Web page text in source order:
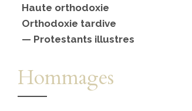
Haute orthodoxie
Orthodoxie tardive
— Protestants illustres
Hommages